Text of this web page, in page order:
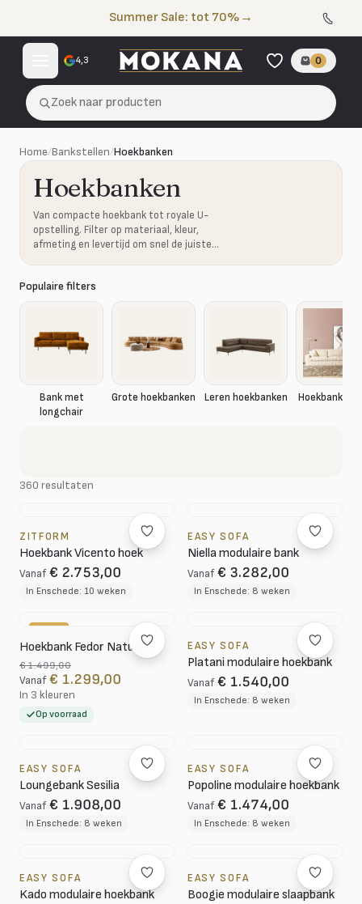
Summer Sale: tot 70% →
4,3 0
Zoek naar producten
Home/Bankstellen/Hoekbanken
Hoekbanken
Van compacte hoekbank tot royale U-
opstelling. Filter op materiaal, kleur,
afmeting en levertijd om snel de juiste
Populaire filters
Bank met
longchair
Grote hoekbanken Leren hoekbanken Hoekbank
360 resultaten
ZITFORM
Hoekbank Vicento hoek
Vanaf € 2.753,00
In Enschede: 10 weken
EASY SOFA
Niella modulaire bank
Vanaf € 3.282,00
In Enschede: 8 weken
Hoekbank Fedor Naturel
€ 1.499,00
Vanaf € 1.299,00
In 3 kleuren
Op voorraad
EASY SOFA
Platani modulaire hoekbank
Vanaf € 1.540,00
In Enschede: 8 weken
EASY SOFA
Loungebank Sesilia
Vanaf € 1.908,00
In Enschede: 8 weken
EASY SOFA
Popoline modulaire hoekbank
Vanaf € 1.474,00
In Enschede: 8 weken
EASY SOFA
Kado modulaire hoekbank
EASY SOFA
Boogie modulaire slaapbank